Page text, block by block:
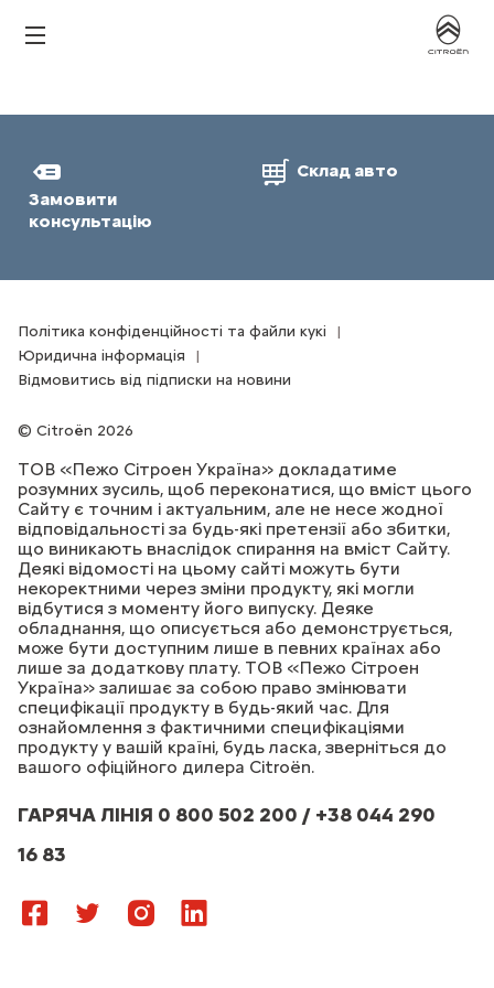
Замовити
консультацію
Склад авто
ГАРЯЧА ЛІНІЯ 0 800 502 200 / +38 044 290
16 83
Citroën 2026
Політика конфіденційності та файли кукі
Юридична інформація
Відмовитись від підписки на новини
ТОВ «Пежо Сітроен Україна» докладатиме
розумних зусиль, щоб переконатися, що вміст цього
Сайту є точним і актуальним, але не несе жодної
відповідальності за будь-які претензії або збитки,
що виникають внаслідок спирання на вміст Сайту.
Деякі відомості на цьому сайті можуть бути
некоректними через зміни продукту, які могли
відбутися з моменту його випуску. Деяке
обладнання, що описується або демонструється,
може бути доступним лише в певних країнах або
лише за додаткову плату. ТОВ «Пежо Сітроен
Україна» залишає за собою право змінювати
специфікації продукту в будь-який час. Для
ознайомлення з фактичними специфікаціями
продукту у вашій країні, будь ласка, зверніться до
вашого офіційного дилера Citroёn.